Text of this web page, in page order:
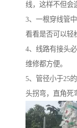
线，这样不但会
3、一根穿线管
看看是否可以轻
4、线路有接头
维修都方便。
5、管径小于25
头拐弯，直角死